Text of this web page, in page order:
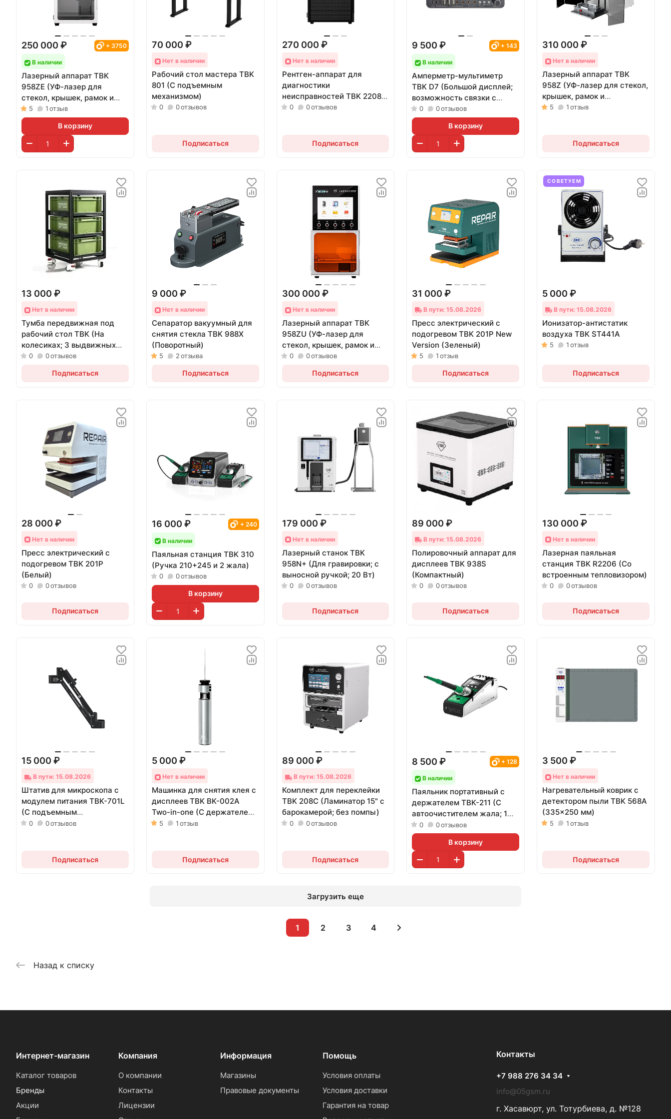
250 000 ₽ + 3750
В наличии
Лазерный аппарат TBK
958ZE (УФ-лазер для
стекол, крышек, рамок и
гравировки; 5 Вт)
5 1отзыв
В корзину
70 000 ₽
Нет в наличии
Рабочий стол мастера TBK
801 (С подъемным
механизмом)
0 0отзывов
Подписаться
270 000 ₽
Нет в наличии
Рентген-аппарат для
диагностики
неисправностей TBK 2208
X-Ray
0 0отзывов
Подписаться
9 500 ₽ + 143
В наличии
Амперметр-мультиметр
TBK D7 (Большой дисплей;
возможность связки с
паяльником)
0 0отзывов
В корзину
310 000 ₽
Нет в наличии
Лазерный аппарат TBK
958Z (УФ-лазер для стекол,
крышек, рамок и
гравировки; 5 Вт)
5 1отзыв
Подписаться
13 000 ₽
Нет в наличии
Тумба передвижная под
рабочий стол TBK (На
колесиках; 3 выдвижных
ящика с доводчиками)
0 0отзывов
Подписаться
9 000 ₽
Нет в наличии
Сепаратор вакуумный для
снятия стекла TBK 988X
(Поворотный)
5 2отзыва
Подписаться
300 000 ₽
Нет в наличии
Лазерный аппарат TBK
958ZU (УФ-лазер для
стекол, крышек, рамок и
гравировки; 5 Вт)
0 0отзывов
Подписаться
31 000 ₽
В пути: 15.08.2026
Пресс электрический с
подогревом TBK 201P New
Version (Зеленый)
5 1 отзыв
Подписаться
СОВЕТУЕМ
5 000 ₽
В пути: 15.08.2026
Ионизатор-антистатик
воздуха TBK ST441A
5 1отзыв
Подписаться
28 000 ₽
Нет в наличии
Пресс электрический с
подогревом TBK 201P
(Белый)
0 0отзывов
Подписаться
16 000 ₽ + 240
В наличии
Паяльная станция TBK 310
(Ручка 210+245 и 2 жала)
0 0отзывов
В корзину
179 000 ₽
Нет в наличии
Лазерный станок TBK
958N+ (Для гравировки; с
выносной ручкой; 20 Вт)
0 0отзывов
Подписаться
89 000 ₽
В пути: 15.08.2026
Полировочный аппарат для
дисплеев TBK 938S
(Компактный)
0 0отзывов
Подписаться
130 000 ₽
Нет в наличии
Лазерная паяльная
станция TBK R2206 (Со
встроенным тепловизором)
0 0отзывов
Подписаться
15 000 ₽
В пути: 15.08.2026
Штатив для микроскопа с
модулем питания TBK-701L
(С подъемным
механизмом)
0 0отзывов
Подписаться
5 000 ₽
Нет в наличии
Машинка для снятия клея с
дисплеев TBK BK-002A
Two-in-one (С держателем
проволоки)
5 1отзыв
Подписаться
89 000 ₽
В пути: 15.08.2026
Комплект для переклейки
TBK 208C (Ламинатор 15" с
барокамерой; без помпы)
0 0отзывов
Подписаться
8 500 ₽ + 128
В наличии
Паяльник портативный с
держателем TBK-211 (С
автоочистителем жала; 1
жало C210; автономный;
без АКБ)
0 0отзывов
В корзину
3 500 ₽
Нет в наличии
Нагревательный коврик с
детектором пыли TBK 568A
(335x250 мм)
5 1отзыв
Подписаться
Загрузить еще
1 2 3 4
Назад к списку
Интернет-магазин
Каталог товаров
Бренды
Акции
Компания
О компании
Контакты
Лицензии
Информация
Магазины
Правовые документы
Помощь
Условия оплаты
Условия доставки
Гарантия на товар
Контакты
+7 988 276 34 34
info@05gsm.ru
г. Хасавюрт, ул. Тотурбиева, д. №128